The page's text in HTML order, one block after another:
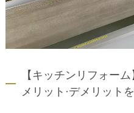
【キッチンリフォー
メリット·デメリット